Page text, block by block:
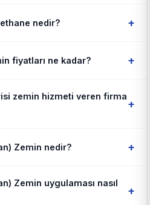
nedir? +
fiyatları ne kadar? +
zemin hizmeti veren firma
+
Zemin nedir? +
Zemin uygulaması nasıl
+